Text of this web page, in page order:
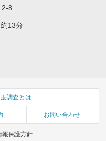
2-8
13分
調査とは
お問い合わせ
報保護方針